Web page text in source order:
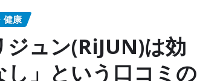
健康
ジュン(RiJUN)は効
し」という口コミの